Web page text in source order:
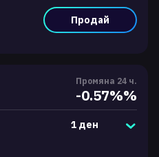
Продай
Промяна 24 ч.
-0.57%%
1 ден